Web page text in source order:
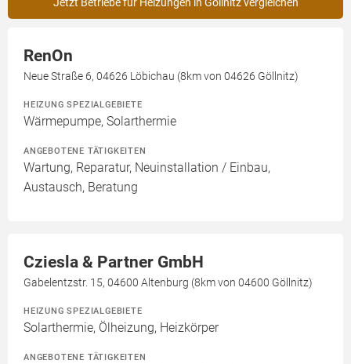
Jetzt Betriebe für Heizungen in Göllnitz vergleichen
RenOn
Neue Straße 6, 04626 Löbichau (8km von 04626 Göllnitz)
HEIZUNG SPEZIALGEBIETE
Wärmepumpe, Solarthermie
ANGEBOTENE TÄTIGKEITEN
Wartung, Reparatur, Neuinstallation / Einbau,
Austausch, Beratung
Cziesla & Partner GmbH
Gabelentzstr. 15, 04600 Altenburg (8km von 04600 Göllnitz)
HEIZUNG SPEZIALGEBIETE
Solarthermie, Ölheizung, Heizkörper
ANGEBOTENE TÄTIGKEITEN